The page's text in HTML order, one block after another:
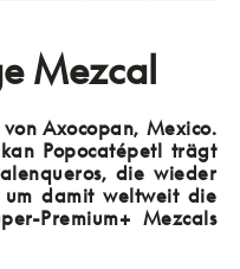
Mezcal
Axocopan, Mexico.
Popocatépetl trägt
die wieder
um damit weltweit die
Premium+ Mezcals